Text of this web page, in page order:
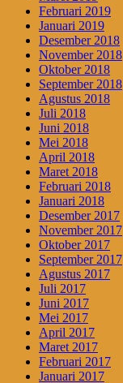
Februari 2019
Januari 2019
Desember 2018
November 2018
Oktober 2018
September 2018
Agustus 2018
Juli 2018
Juni 2018
Mei 2018
April 2018
Maret 2018
Februari 2018
Januari 2018
Desember 2017
November 2017
Oktober 2017
September 2017
Agustus 2017
Juli 2017
Juni 2017
Mei 2017
April 2017
Maret 2017
Februari 2017
Januari 2017